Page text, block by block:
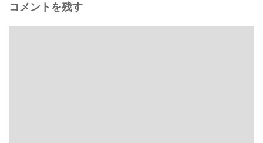
コメントを残す